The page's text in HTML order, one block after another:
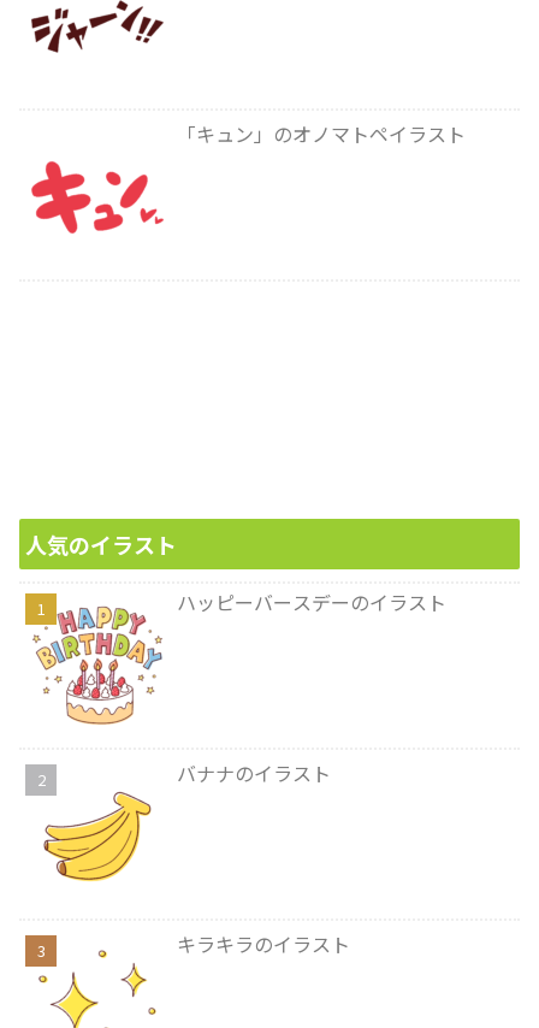
「キュン」のオノマトペイラスト
人気のイラスト
ハッピーバースデーのイラスト
バナナのイラスト
キラキラのイラスト